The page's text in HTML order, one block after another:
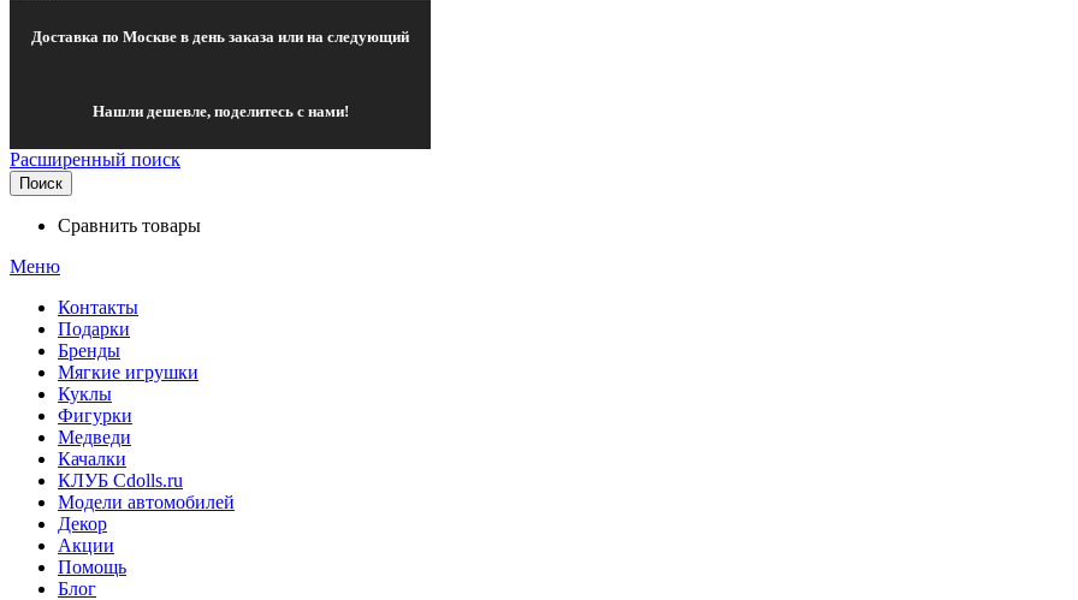
Доставка по Москве в день заказа или на следующий
Нашли дешевле, поделитесь с нами!
Расширенный поиск
Поиск
Сравнить товары
Меню
Контакты
Подарки
Бренды
Мягкие игрушки
Куклы
Фигурки
Медведи
Качалки
КЛУБ Cdolls.ru
Модели автомобилей
Декор
Акции
Помощь
Блог